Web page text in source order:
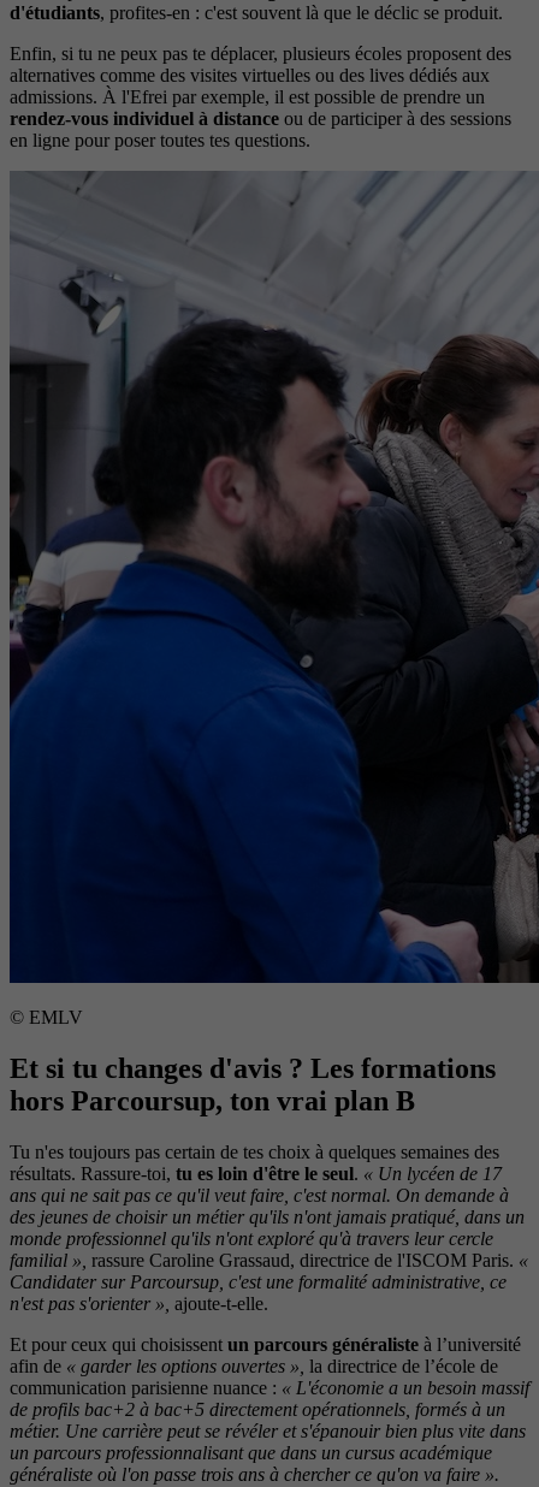
d'étudiants, profites-en : c'est souvent là que le déclic se produit.
Enfin, si tu ne peux pas te déplacer, plusieurs écoles proposent des
alternatives comme des visites virtuelles ou des lives dédiés aux
admissions. À l'Efrei par exemple, il est possible de prendre un
rendez-vous individuel à distance ou de participer à des sessions
en ligne pour poser toutes tes questions.
© EMLV
Et si tu changes d'avis ? Les formations
hors Parcoursup, ton vrai plan B
Tu n'es toujours pas certain de tes choix à quelques semaines des
résultats. Rassure-toi, tu es loin d'être le seul. « Un lycéen de 17
ans qui ne sait pas ce qu'il veut faire, c'est normal. On demande à
des jeunes de choisir un métier qu'ils n'ont jamais pratiqué, dans un
monde professionnel qu'ils n'ont exploré qu'à travers leur cercle
familial », rassure Caroline Grassaud, directrice de l'ISCOM Paris. «
Candidater sur Parcoursup, c'est une formalité administrative, ce
n'est pas s'orienter », ajoute-t-elle.
Et pour ceux qui choisissent un parcours généraliste à l’université
afin de « garder les options ouvertes », la directrice de l’école de
communication parisienne nuance : « L'économie a un besoin massif
de profils bac+2 à bac+5 directement opérationnels, formés à un
métier. Une carrière peut se révéler et s'épanouir bien plus vite dans
un parcours professionnalisant que dans un cursus académique
généraliste où l'on passe trois ans à chercher ce qu'on va faire ».